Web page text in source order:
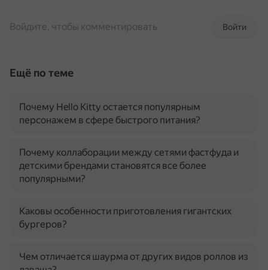
Войти
Войдите, чтобы комментировать
Ещё по теме
Почему Hello Kitty остается популярным
персонажем в сфере быстрого питания?
Почему коллаборации между сетями фастфуда и
детскими брендами становятся все более
популярными?
Каковы особенности приготовления гигантских
бургеров?
Чем отличается шаурма от других видов роллов из